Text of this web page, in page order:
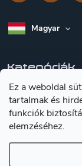
Ez a weboldal
tartalmak és
funkciók
elemzéséhez.
Magyar
Kategóriák
A